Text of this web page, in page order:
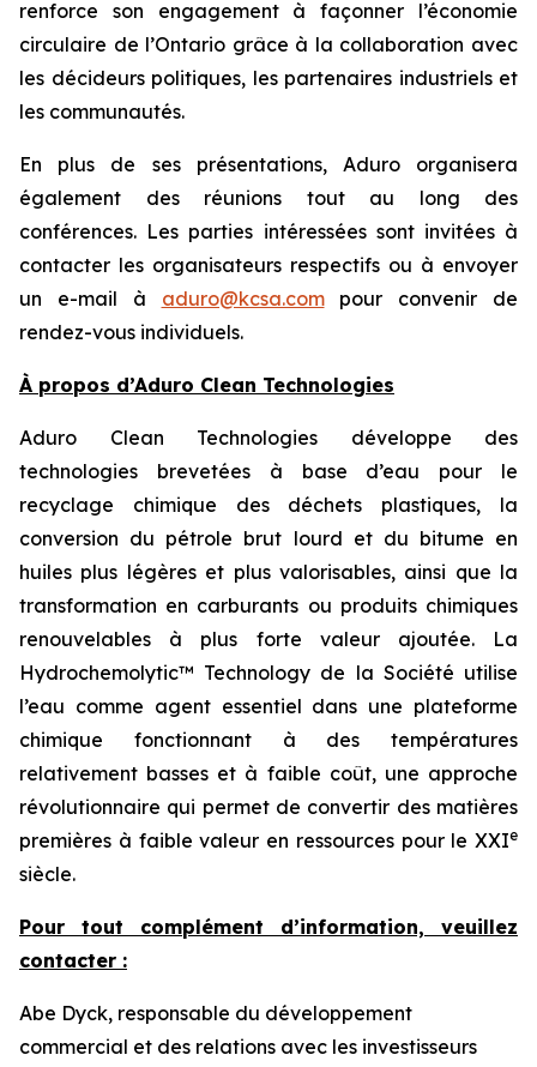
renforce son engagement à façonner l’économie
circulaire de l’Ontario grâce à la collaboration avec
les décideurs politiques, les partenaires industriels et
les communautés.
En plus de ses présentations, Aduro organisera
également des réunions tout au long des
conférences. Les parties intéressées sont invitées à
contacter les organisateurs respectifs ou à envoyer
un e-mail à aduro@kcsa.compour convenir de
rendez-vous individuels.
À propos d’Aduro Clean Technologies
Aduro Clean Technologies développe des
technologies brevetées à base d’eau pour le
recyclage chimique des déchets plastiques, la
conversion du pétrole brut lourd et du bitume en
huiles plus légères et plus valorisables, ainsi que la
transformation en carburants ou produits chimiques
renouvelables à plus forte valeur ajoutée. La
Hydrochemolytic™ Technology de la Société utilise
l’eau comme agent essentiel dans une plateforme
chimique fonctionnant à des températures
relativement basses et à faible coût, une approche
révolutionnaire qui permet de convertir des matières
premières à faible valeur en ressources pour le XXIe
siècle.
Pour tout complément d’information, veuillez
contacter :
Abe Dyck, responsable du développement
commercial et des relations avec les investisseurs